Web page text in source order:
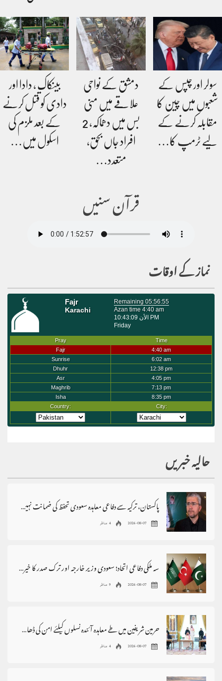
سولر اور چپس کے
شعبوں میں چین کا
مقابلہ کرنے کے
لیے ٹرمپ کا…
دمشق کے نواحی
علاقے میں منی
بس میں دھماکہ، 2
افراد جاں بحق،
متعدد…
بینکاک ، دادا اور
دادی کو قتل کرنے
کے بعد ملزم کی
اسکول میں…
قرآن سنیں
نماز کے اوقات
حالیہ خبریں
پاکستان، ترکیہ سے دفاعی معاہدہ سعودی تحفظ کی ضمانت نہیں،ابراہیم رضائی
2026-08-07 4 مناظر
سہ ملکی دفاعی اتحاد؛ سعودی وزیر خارجہ اور ترک صدر کا خیرمقدم، پاکستان سے اظہارِ تشکر
2026-08-07 9 مناظر
حرمین شریفین میں طے معاہدہ آئندہ نسلوں کیلئے امن کی ڈھال بنے، وزیراعظم
2026-08-07 4 مناظر